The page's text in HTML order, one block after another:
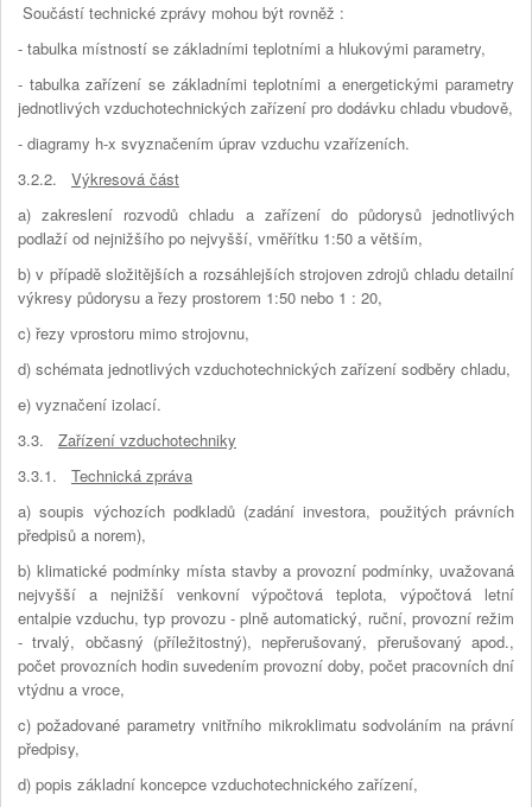
Součástí technické zprávy mohou být rovněž :
- tabulka místností se základními teplotními a hlukovými parametry,
- tabulka zařízení se základními teplotními a energetickými parametry
jednotlivých vzduchotechnických zařízení pro dodávku chladu vbudově,
- diagramy h-x svyznačením úprav vzduchu vzařízeních.
3.2.2. Výkresová část
a) zakreslení rozvodů chladu a zařízení do půdorysů jednotlivých
podlaží od nejnižšího po nejvyšší, vměřítku 1:50 a větším,
b) v případě složitějších a rozsáhlejších strojoven zdrojů chladu detailní
výkresy půdorysu a řezy prostorem 1:50 nebo 1 : 20,
c) řezy vprostoru mimo strojovnu,
d) schémata jednotlivých vzduchotechnických zařízení sodběry chladu,
e) vyznačení izolací.
3.3. Zařízení vzduchotechniky
3.3.1. Technická zpráva
a) soupis výchozích podkladů (zadání investora, použitých právních
předpisů a norem),
b) klimatické podmínky místa stavby a provozní podmínky, uvažovaná
nejvyšší a nejnižší venkovní výpočtová teplota, výpočtová letní
entalpie vzduchu, typ provozu - plně automatický, ruční, provozní režim
- trvalý, občasný (příležitostný), nepřerušovaný, přerušovaný apod.,
počet provozních hodin suvedením provozní doby, počet pracovních dní
vtýdnu a vroce,
c) požadované parametry vnitřního mikroklimatu sodvoláním na právní
předpisy,
d) popis základní koncepce vzduchotechnického zařízení,